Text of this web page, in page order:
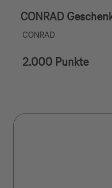
CONRAD
CONRAD
2.000 Punkte